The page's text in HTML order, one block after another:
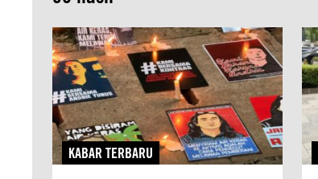
KABAR TERBARU